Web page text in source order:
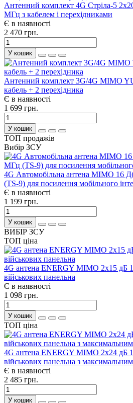
Антенний комплект 4G Стріла-5
МГц з кабелем і перехідниками
Є в наявності
2 470 грн.
У кошик
Антенний комплект 3G/4G MIMO
кабель + 2 перехідника
Є в наявності
1 699 грн.
У кошик
ТОП продажів
Вибір ЗСУ
4G Автомобільна антена MIMO 16
(TS-9) для посилення мобільного
Є в наявності
1 199 грн.
У кошик
ВИБІР ЗСУ
ТОП ціна
4G антена ENERGY MIMO 2x15 дБ
військових панельна
Є в наявності
1 098 грн.
У кошик
ТОП ціна
4G антена ENERGY MIMO 2x24 дБ
військових панельна з
Є в наявності
2 485 грн.
У кошик